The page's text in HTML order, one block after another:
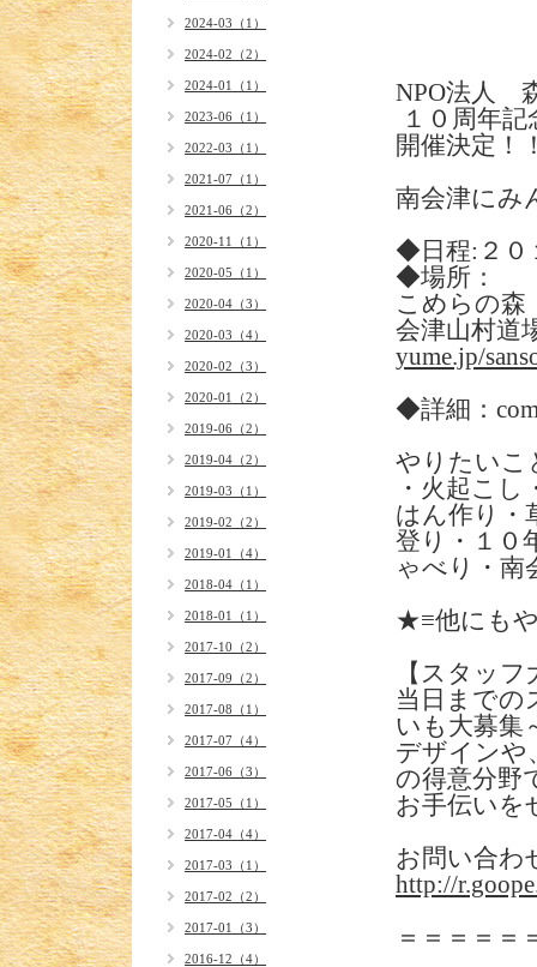
NPO法人
１０周年
開催決定
南会津にみ
◆日程:２０
◆場所：
こめらの森
会津山村道
yume.jp/
◆詳細：
やりたいこ
・火起こ
はん作り・
登り・１０
ゃべり・南
★≡他にも
【スタッ
当日までの
いも大募集
デザインや
の得意分野
お手伝い
お問い合わ
http://
＝＝＝＝＝
2024-03（1）
2024-02（2）
2024-01（1）
2023-06（1）
2022-03（1）
2021-07（1）
2021-06（2）
2020-11（1）
2020-05（1）
2020-04（3）
2020-03（4）
2020-02（3）
2020-01（2）
2019-06（2）
2019-04（2）
2019-03（1）
2019-02（2）
2019-01（4）
2018-04（1）
2018-01（1）
2017-10（2）
2017-09（2）
2017-08（1）
2017-07（4）
2017-06（3）
2017-05（1）
2017-04（4）
2017-03（1）
2017-02（2）
2017-01（3）
2016-12（4）